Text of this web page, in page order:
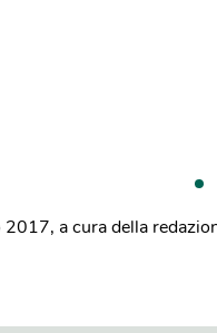
2017, a cura della